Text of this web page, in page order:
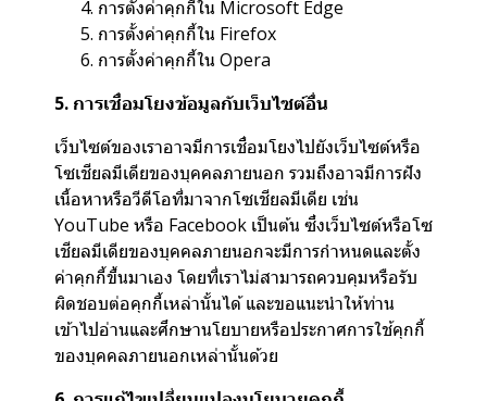
การตั้งค่าคุกกี้ใน Microsoft Edge
การตั้งค่าคุกกี้ใน Firefox
การตั้งค่าคุกกี้ใน Opera
5. การเชื่อมโยงข้อมูลกับเว็บไซต์อื่น
เว็บไซต์ของเราอาจมีการเชื่อมโยงไปยังเว็บไซต์หรือ
โซเชียลมีเดียของบุคคลภายนอก รวมถึงอาจมีการฝัง
เนื้อหาหรือวีดีโอที่มาจากโซเชียลมีเดีย เช่น
YouTube หรือ Facebook เป็นต้น ซึ่งเว็บไซต์หรือโซ
เชียลมีเดียของบุคคลภายนอกจะมีการกำหนดและตั้ง
ค่าคุกกี้ขึ้นมาเอง โดยที่เราไม่สามารถควบคุมหรือรับ
ผิดชอบต่อคุกกี้เหล่านั้นได้ และขอแนะนำให้ท่าน
เข้าไปอ่านและศึกษานโยบายหรือประกาศการใช้คุกกี้
ของบุคคลภายนอกเหล่านั้นด้วย